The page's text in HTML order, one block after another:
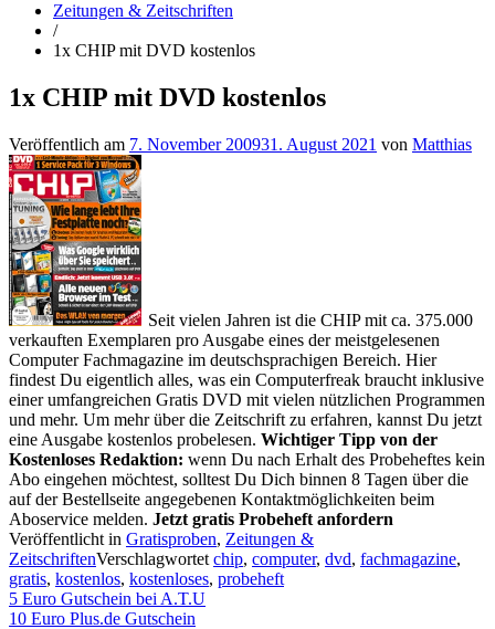
Zeitungen & Zeitschriften
/
1x CHIP mit DVD kostenlos
1x CHIP mit DVD kostenlos
Veröffentlich am 7. November 200931. August 2021 von Matthias
Seit vielen Jahren ist die CHIP mit ca. 375.000
verkauften Exemplaren pro Ausgabe eines der meistgelesenen
Computer Fachmagazine im deutschsprachigen Bereich. Hier
findest Du eigentlich alles, was ein Computerfreak braucht inklusive
einer umfangreichen Gratis DVD mit vielen nützlichen Programmen
und mehr. Um mehr über die Zeitschrift zu erfahren, kannst Du jetzt
eine Ausgabe kostenlos probelesen. Wichtiger Tipp von der
Kostenloses Redaktion: wenn Du nach Erhalt des Probeheftes kein
Abo eingehen möchtest, solltest Du Dich binnen 8 Tagen über die
auf der Bestellseite angegebenen Kontaktmöglichkeiten beim
Aboservice melden. Jetzt gratis Probeheft anfordern
Veröffentlicht in Gratisproben, Zeitungen &
ZeitschriftenVerschlagwortet chip, computer, dvd, fachmagazine,
gratis, kostenlos, kostenloses, probeheft
Beitragsnavigation
5 Euro Gutschein bei A.T.U
10 Euro Plus.de Gutschein